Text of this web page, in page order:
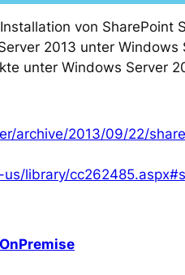
von SharePoint
2013 unter
unter Windows Server
archive/2013/09/22/
library/